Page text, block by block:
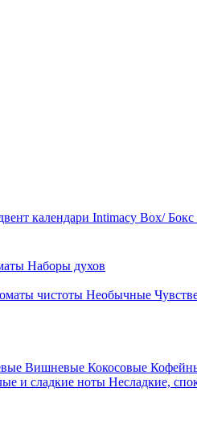
календари Intimacy Box/ Бокс
Наборы духов
чистоты Необычные
Вишневые Кокосовые
и сладкие ноты Несладкие,